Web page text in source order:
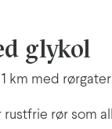
glykol
1 km med
rør som